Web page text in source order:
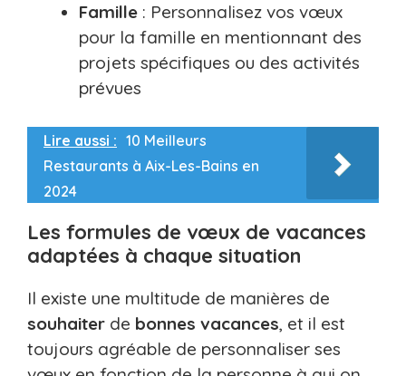
Famille : Personnalisez vos vœux
pour la famille en mentionnant des
projets spécifiques ou des activités
prévues
Lire aussi : 10 Meilleurs
Restaurants à Aix-Les-Bains en
2024
Les formules de vœux de vacances
adaptées à chaque situation
Il existe une multitude de manières de
souhaiter de bonnes vacances, et il est
toujours agréable de personnaliser ses